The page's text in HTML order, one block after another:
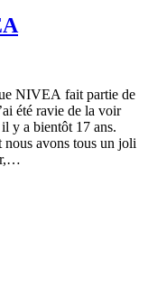
NIVEA fait partie de
été ravie de la voir
y a bientôt 17 ans.
nous avons tous un joli